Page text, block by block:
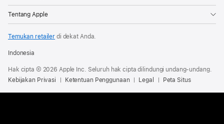
Tentang Apple
Temukan retailer di dekat Anda.
Indonesia
Hak cipta © 2026 Apple Inc. Seluruh hak cipta dilindungi undang-undang.
Kebijakan Privasi
Ketentuan Penggunaan Legal Peta Situs